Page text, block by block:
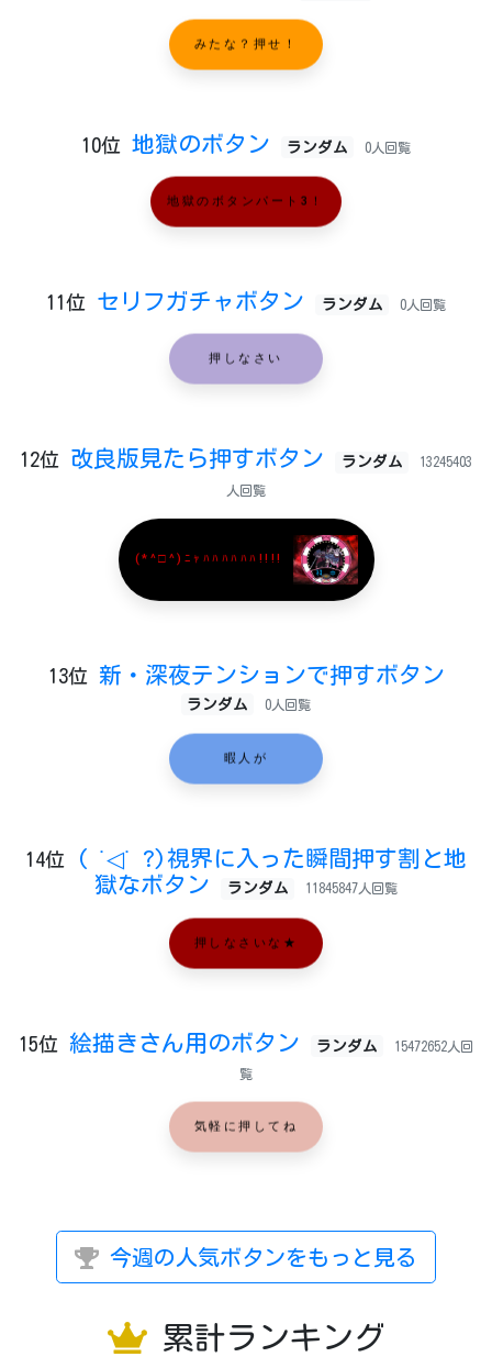
みたな？押せ！
10位 地獄のボタン ランダム 0人回覧
地獄のボタンパート3！
11位 セリフガチャボタン ランダム 0人回覧
押しなさい
12位 改良版見たら押すボタン ランダム 13245403
人回覧
(*^□^)ﾆｬﾊﾊﾊﾊﾊﾊ!!!!
13位 新・深夜テンションで押すボタン
ランダム 0人回覧
暇人が
14位
( ˙◁˙ ?)視界に入った瞬間押す割と地
獄なボタン
ランダム 11845847人回覧
押しなさいな★
15位 絵描きさん用のボタン ランダム 15472652人回
覧
気軽に押してね
今週の人気ボタンをもっと見る
累計ランキング